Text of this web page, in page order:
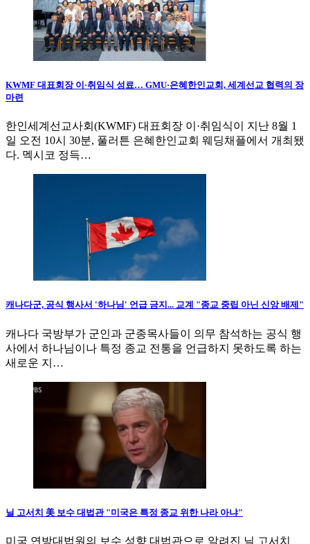
KWMF 대표회장 이·취임식 성료… GMU·은혜한인교회, 세계선교 협력의 장
마련
한인세계선교사회(KWMF) 대표회장 이·취임식이 지난 8월 1
일 오전 10시 30분, 풀러튼 은혜한인교회 웨딩채플에서 개최됐
다. 멕시코 정득…
캐나다군, 공식 행사서 '하나님' 언급 금지... 교계 "종교 중립 아닌 신앙 배제"
캐나다 국방부가 군인과 군종목사들이 의무 참석하는 공식 행
사에서 하나님이나 특정 종교 전통을 언급하지 못하도록 하는
새로운 지…
닐 고서치 美 보수 대법관 "미국은 특정 종교 위한 나라 아냐"
미국 연방대법원의 보수 성향 대법관으로 알려진 닐 고서치